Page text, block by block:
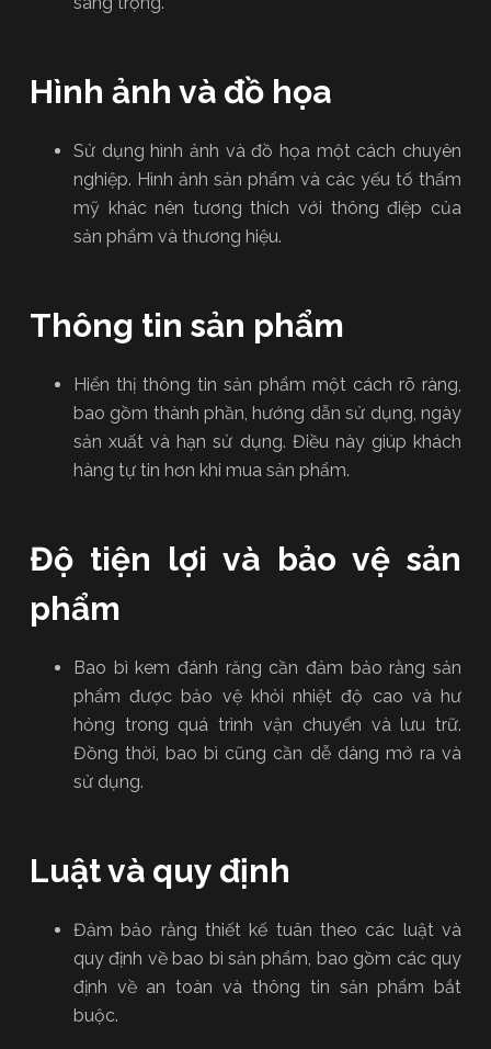
Hình ảnh và đồ họa
Sử dụng hình ảnh và đồ họa một cách chuyên
nghiệp. Hình ảnh sản phẩm và các yếu tố thẩm
mỹ khác nên tương thích với thông điệp của
sản phẩm và thương hiệu.
Thông tin sản phẩm
Hiển thị thông tin sản phẩm một cách rõ ràng,
bao gồm thành phần, hướng dẫn sử dụng, ngày
sản xuất và hạn sử dụng. Điều này giúp khách
hàng tự tin hơn khi mua sản phẩm.
Độ tiện lợi và bảo vệ sản
phẩm
Bao bì kem đánh răng cần đảm bảo rằng sản
phẩm được bảo vệ khỏi nhiệt độ cao và hư
hỏng trong quá trình vận chuyển và lưu trữ.
Đồng thời, bao bì cũng cần dễ dàng mở ra và
sử dụng.
Luật và quy định
Đảm bảo rằng thiết kế tuân theo các luật và
quy định về bao bì sản phẩm, bao gồm các quy
định về an toàn và thông tin sản phẩm bắt
buộc.